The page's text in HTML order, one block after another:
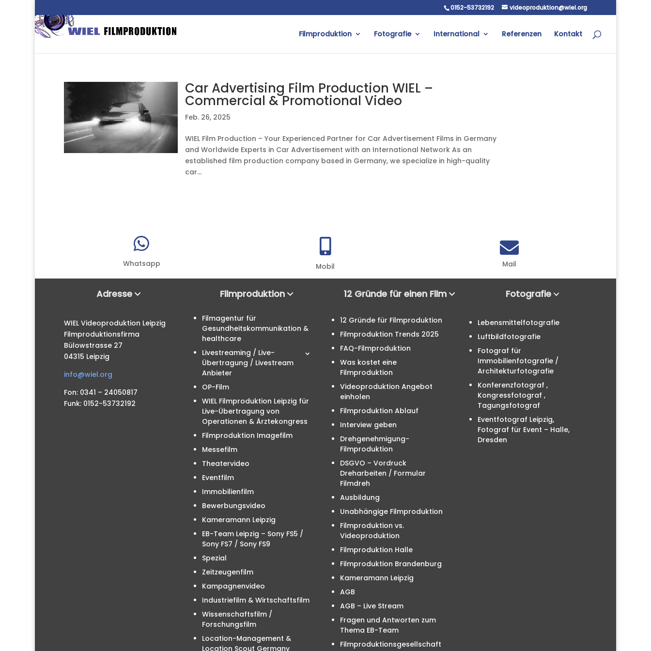
0152-53732192 videoproduktion@wiel.org
Filmproduktion Fotografie International Referenzen Kontakt
Car Advertising Film Production WIEL –
Commercial & Promotional Video
Feb. 26, 2025
WIEL Film Production – Your Experienced Partner for Car Advertisement Films in Germany
and Worldwide Experts in Car Advertisement with an International Network As an
established film production company based in Germany, we specialize in high-quality
car...

Whatsapp

Mobil

Mail
Adresse
WIEL Videoproduktion Leipzig
Filmproduktionsfirma
Bülowstrasse 27
04315 Leipzig
info@wiel.org
Fon: 0341 – 24050817
Funk: 0152-53732192
Filmproduktion
Filmagentur für
Gesundheitskommunikation &
healthcare
Livestreaming / Live-
Übertragung / Livestream
Anbieter
OP-Film
WIEL Filmproduktion Leipzig für
Live-Übertragung von
Operationen & Ärztekongress
Filmproduktion Imagefilm
Messefilm
Theatervideo
Eventfilm
Immobilienfilm
Bewerbungsvideo
Kameramann Leipzig
EB-Team Leipzig – Sony FS5 /
Sony FS7 / Sony FS9
Spezial
Zeitzeugenfilm
Kampagnenvideo
Industriefilm & Wirtschaftsfilm
Wissenschaftsfilm /
Forschungsfilm
Location-Management &
Location Scout Germany
12 Gründe für einen Film
12 Gründe für Filmproduktion
Filmproduktion Trends 2025
FAQ-Filmproduktion
Was kostet eine
Filmproduktion
Videoproduktion Angebot
einholen
Filmproduktion Ablauf
Interview geben
Drehgenehmigung-
Filmproduktion
DSGVO – Vordruck
Dreharbeiten / Formular
Filmdreh
Ausbildung
Unabhängige Filmproduktion
Filmproduktion vs.
Videoproduktion
Filmproduktion Halle
Filmproduktion Brandenburg
Kameramann Leipzig
AGB
AGB – Live Stream
Fragen und Antworten zum
Thema EB-Team
Filmproduktionsgesellschaft
Fotografie
Lebensmittelfotografie
Luftbildfotografie
Fotograf für
Immobilienfotografie /
Architekturfotografie
Konferenzfotograf ,
Kongressfotograf ,
Tagungsfotograf
Eventfotograf Leipzig,
Fotograf für Event – Halle,
Dresden